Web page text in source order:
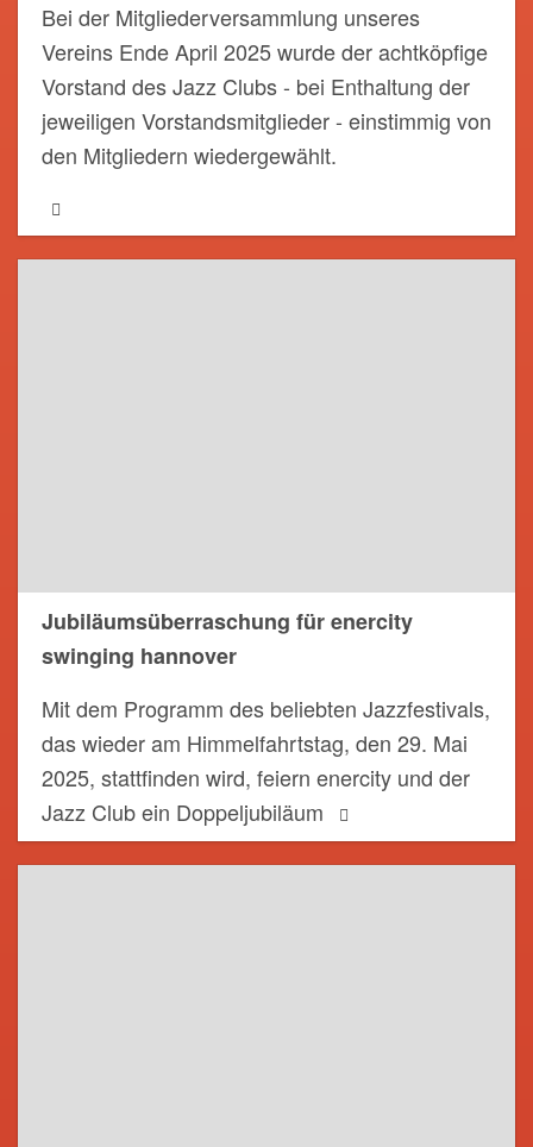
Bei der Mitgliederversammlung unseres
Vereins Ende April 2025 wurde der achtköpfige
Vorstand des Jazz Clubs - bei Enthaltung der
jeweiligen Vorstandsmitglieder - einstimmig von
den Mitgliedern wiedergewählt.
Jubiläumsüberraschung für enercity
swinging hannover
Mit dem Programm des beliebten Jazzfestivals,
das wieder am Himmelfahrtstag, den 29. Mai
2025, stattfinden wird, feiern enercity und der
Jazz Club ein Doppeljubiläum